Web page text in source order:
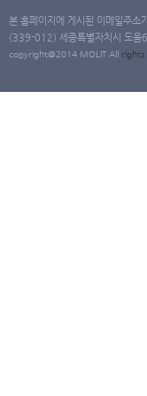
본 홈페이지에 게시된 이메일주소
(339-012) 세종특별자치시 도
copyright@2014 MOLIT All rights